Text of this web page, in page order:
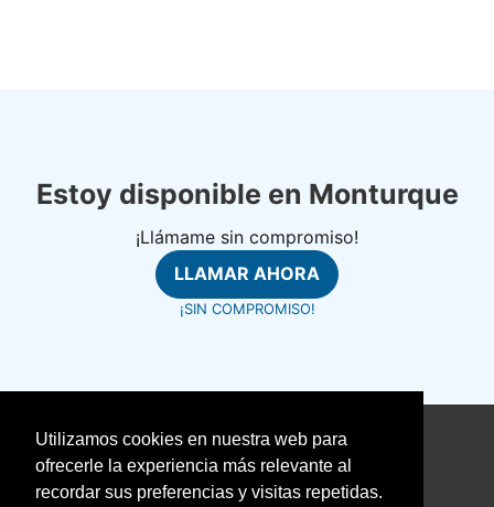
Utilizamos cookies en nuestra web para
ofrecerle la experiencia más relevante al
recordar sus preferencias y visitas repetidas.
Estoy disponible en Monturque
¡Llámame sin compromiso!
LLAMAR AHORA
¡SIN COMPROMISO!
©fontanerosrapidos.com
Aviso Legal